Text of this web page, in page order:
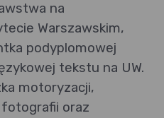
na
Warszawskim,
podyplomowej
tekstu na UW.
motoryzacji,
oraz